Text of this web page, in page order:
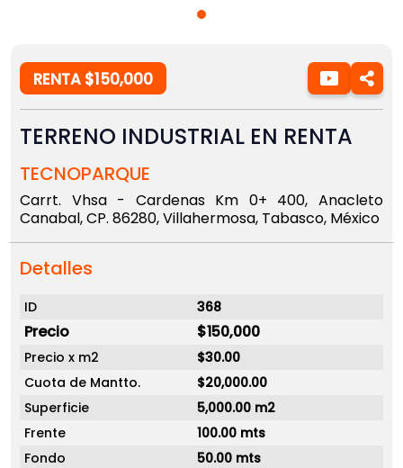
RENTA $150,000
TERRENO INDUSTRIAL EN RENTA
TECNOPARQUE
Carrt. Vhsa - Cardenas Km 0+ 400, Anacleto
Canabal, CP. 86280, Villahermosa, Tabasco, México
Detalles
ID 368
Precio $150,000
Precio x m2
$30.00
Cuota de Mantto.
$20,000.00
Superficie
5,000.00 m2
Frente
100.00 mts
Fondo
50.00 mts